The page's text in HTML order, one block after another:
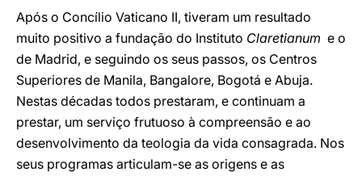
Após o Concílio Vaticano II, tiveram um resultado
muito positivo a fundação do Instituto Claretianum e o
de Madrid, e seguindo os seus passos, os Centros
Superiores de Manila, Bangalore, Bogotá e Abuja.
Nestas décadas todos prestaram, e continuam a
prestar, um serviço frutuoso à compreensão e ao
desenvolvimento da teologia da vida consagrada. Nos
seus programas articulam-se as origens e as